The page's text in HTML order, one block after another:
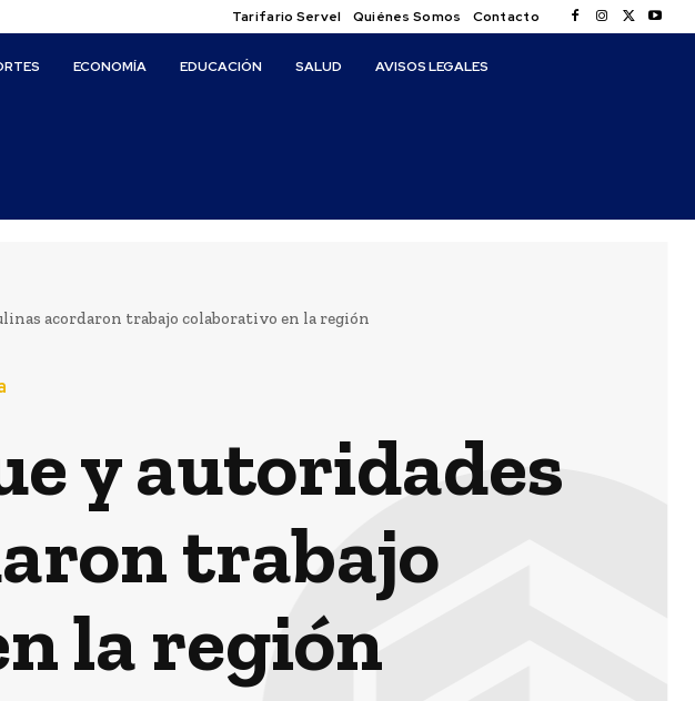
Tarifario Servel Quiénes Somos Contacto
ECONOMÍA EDUCACIÓN SALUD AVISOS LEGALES
acordaron trabajo colaborativo en la región
y autoridades
trabajo
la región